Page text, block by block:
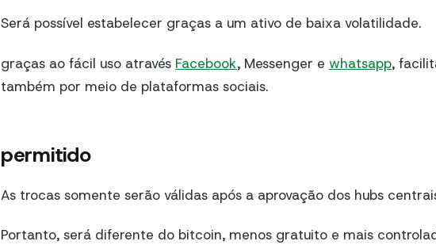
Será possível estabelecer graças a um ativo de baixa volatilidade.
graças ao fácil uso através Facebook, Messenger e whatsapp,
também por meio de plataformas sociais.
permitido
As trocas somente serão válidas após a aprovação dos hubs
Portanto, será diferente do bitcoin, menos gratuito e mais